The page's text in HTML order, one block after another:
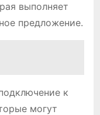
выполняет
предложение.
к
могут